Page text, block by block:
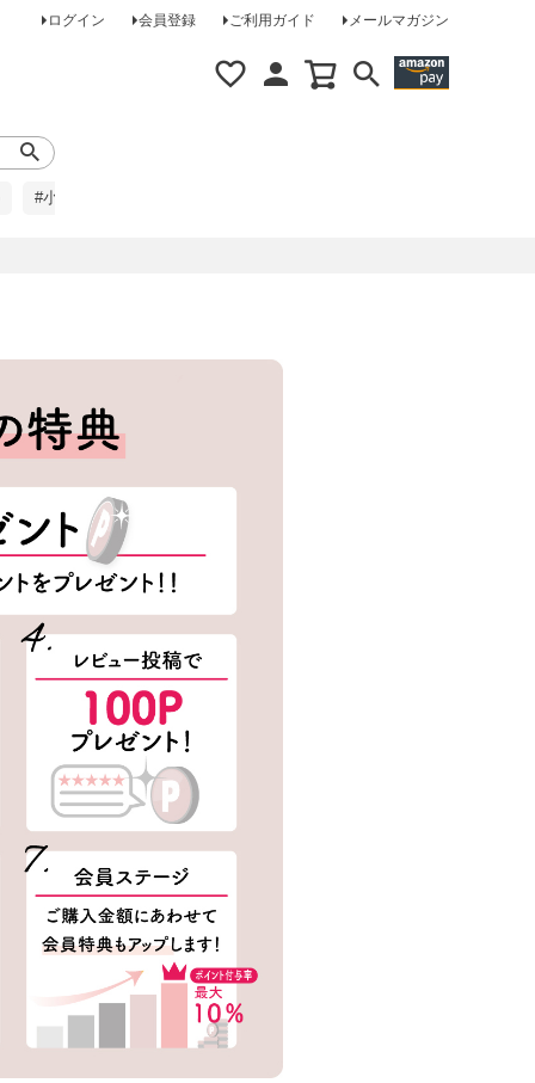
ログイン 会員登録 ご利用ガイド メールマガジン
#小柄な方に